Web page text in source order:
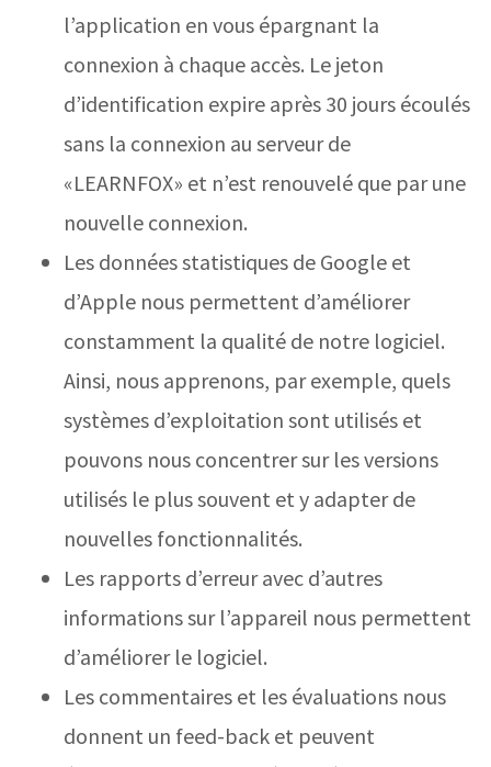
l’application en vous épargnant la
connexion à chaque accès. Le jeton
d’identification expire après 30 jours écoulés
sans la connexion au serveur de
«LEARNFOX» et n’est renouvelé que par une
nouvelle connexion.
Les données statistiques de Google et
d’Apple nous permettent d’améliorer
constamment la qualité de notre logiciel.
Ainsi, nous apprenons, par exemple, quels
systèmes d’exploitation sont utilisés et
pouvons nous concentrer sur les versions
utilisés le plus souvent et y adapter de
nouvelles fonctionnalités.
Les rapports d’erreur avec d’autres
informations sur l’appareil nous permettent
d’améliorer le logiciel.
Les commentaires et les évaluations nous
donnent un feed-back et peuvent